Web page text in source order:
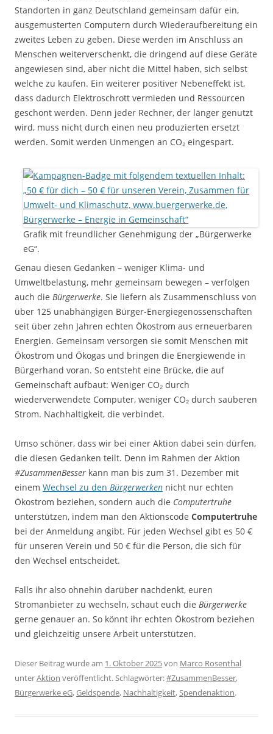
Standorten in ganz Deutschland gemeinsam dafür ein,
ausgemusterten Computern durch Wiederaufbereitung ein
zweites Leben zu geben. Diese werden im Anschluss an
Menschen weiterverschenkt, die dringend auf diese Geräte
angewiesen sind, aber nicht die Mittel haben, sich selbst
welche zu kaufen. Ein weiterer positiver Nebeneffekt ist,
dass dadurch Elektroschrott vermieden und Ressourcen
geschont werden. Denn jeder Rechner, der länger genutzt
wird, muss nicht durch einen neu produzierten ersetzt
werden. Somit werden Unmengen an CO₂ eingespart.
Grafik mit freundlicher Genehmigung der „Bürgerwerke
eG“.
Genau diesen Gedanken – weniger Klima- und
Umweltbelastung, mehr gemeinsam bewegen – verfolgen
auch die Bürgerwerke. Sie liefern als Zusammenschluss von
über 125 unabhängigen Bürger-Energiegenossenschaften
seit über zehn Jahren echten Ökostrom aus erneuerbaren
Energien. Gemeinsam versorgen sie somit Menschen mit
Ökostrom und Ökogas und bringen die Energiewende in
Bürgerhand voran. So entsteht eine Brücke, die auf
Gemeinschaft aufbaut: Weniger CO₂ durch
wiederverwendete Computer, weniger CO₂ durch sauberen
Strom. Nachhaltigkeit, die verbindet.
Umso schöner, dass wir bei einer Aktion dabei sein dürfen,
die diesen Gedanken teilt. Denn im Rahmen der Aktion
#ZusammenBesser kann man bis zum 31. Dezember mit
einem Wechsel zu den Bürgerwerken nicht nur echten
Ökostrom beziehen, sondern auch die Computertruhe
unterstützen, indem man den Aktionscode Computertruhe
bei der Anmeldung angibt. Für jeden Wechsel gibt es 50 €
für unseren Verein und 50 € für die Person, die sich für
den Wechsel entscheidet.
Falls ihr also ohnehin darüber nachdenkt, euren
Stromanbieter zu wechseln, schaut euch die Bürgerwerke
gerne genauer an. So könnt ihr echten Ökostrom beziehen
und gleichzeitig unsere Arbeit unterstützen.
Dieser Beitrag wurde am 1. Oktober 2025von Marco Rosenthal
unterAktion veröffentlicht. Schlagwörter:#ZusammenBesser,
Bürgerwerke eG,Geldspende, Nachhaltigkeit,Spendenaktion.